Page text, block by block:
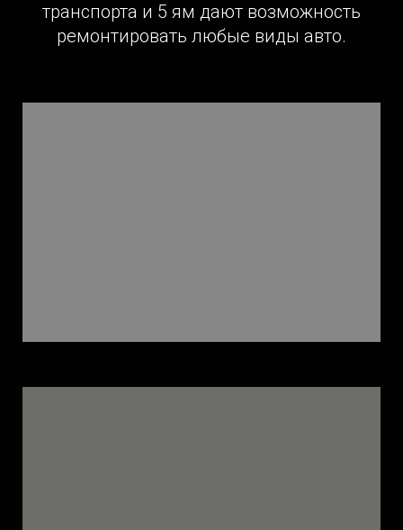
транспорта и 5 ям дают возможность
ремонтировать любые виды авто.